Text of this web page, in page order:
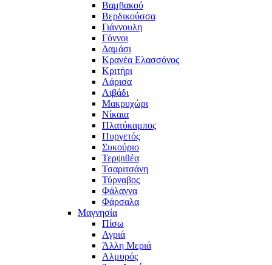
Βαμβακού
Βερδικούσσα
Γιάννουλη
Γόννοι
Δαμάσι
Κρανέα Ελασσόνος
Κριτήρι
Λάρισα
Λιβάδι
Μακρυχώρι
Νίκαια
Πλατύκαμπος
Πυργετός
Συκούριο
Τερψιθέα
Τσαριτσάνη
Τύρναβος
Φάλαννα
Φάρσαλα
Μαγνησία
Πίσω
Αγριά
Άλλη Μεριά
Αλμυρός